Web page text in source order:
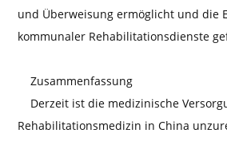
und Überweisung ermöglicht und die
kommunaler Rehabilitationsdienste
Zusammenfassung
Derzeit ist die medizinische
Rehabilitationsmedizin in China